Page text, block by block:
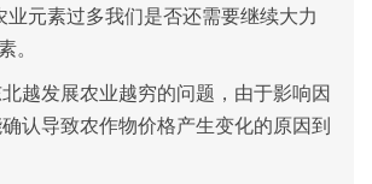
业元素过多我们是否还需要继续大力
。
越发展农业越穷的问题，由于影响因
认导致农作物价格产生变化的原因到